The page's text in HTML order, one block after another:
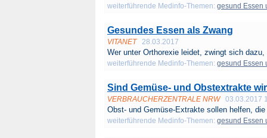
weiterführende Medinfo-Themen: gesund Essen
Gesundes Essen als Zwang
VITANET 28.03.2017
Wer unter Orthorexie leidet, zwingt sich
weiterführende Medinfo-Themen: gesund Essen
Sind Gemüse- und Obstextrakte
VERBRAUCHERZENTRALE NRW 03.03.2017
Obst- und Gemüse-Extrakte sollen helfen,
weiterführende Medinfo-Themen: gesund Essen